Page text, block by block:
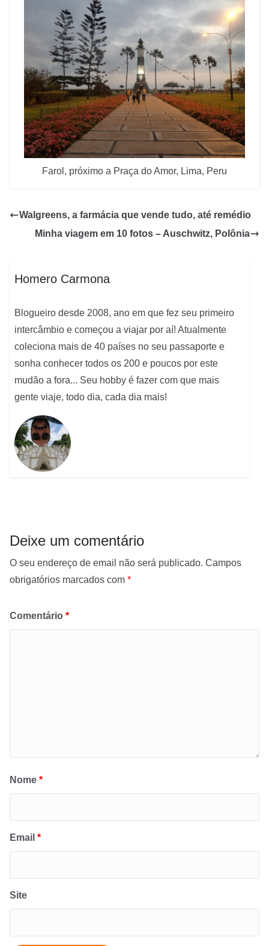
Farol, próximo a Praça do Amor, Lima, Peru
Walgreens, a farmácia que vende tudo, até remédio
Minha viagem em 10 fotos – Auschwitz, Polônia
Homero Carmona
Blogueiro desde 2008, ano em que fez seu primeiro
intercâmbio e começou a viajar por aí! Atualmente
coleciona mais de 40 países no seu passaporte e
sonha conhecer todos os 200 e poucos por este
mudão a fora... Seu hobby é fazer com que mais
gente viaje, todo dia, cada dia mais!
Deixe um comentário
O seu endereço de email não será publicado. Campos
obrigatórios marcados com *
Comentário *
Nome *
Email *
Site